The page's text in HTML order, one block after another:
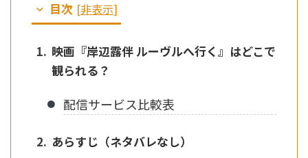
目次 [非表示]
映画『岸辺露伴 ルーヴルへ行く』はどこで
観られる？
配信サービス比較表
あらすじ（ネタバレなし）